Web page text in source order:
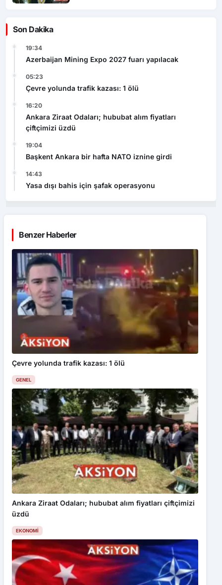
Son Dakika
19:34
Azerbaijan Mining Expo 2027 fuarı yapılacak
05:23
Çevre yolunda trafik kazası: 1 ölü
16:20
Ankara Ziraat Odaları; hububat alım fiyatları
çiftçimizi üzdü
19:04
Başkent Ankara bir hafta NATO iznine girdi
14:43
Yasa dışı bahis için şafak operasyonu
Benzer Haberler
Çevre yolunda trafik kazası: 1 ölü
GENEL
Ankara Ziraat Odaları; hububat alım fiyatları çiftçimizi
üzdü
EKONOMI